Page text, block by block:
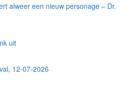
alweer een nieuw personage – Dr.
uit
12-07-2026